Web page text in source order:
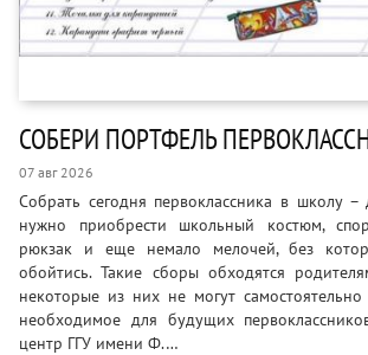
СОБЕРИ ПОРТФЕЛЬ
07 авг 2026
Собрать сегодня первоклассника в школу –
нужно приобрести школьный костюм,
рюкзак и еще немало мелочей, без
обойтись. Такие сборы обходятся
некоторые из них не могут
необходимое для будущих
центр ГГУ имени Ф.…